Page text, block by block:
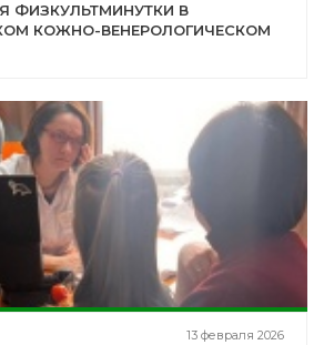
ФИЗКУЛЬТМИНУТКИ В
КОЖНО-ВЕНЕРОЛОГИЧЕСКОМ
13 февраля 2026